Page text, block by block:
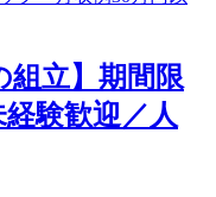
組立】期間限
経験歓迎／人